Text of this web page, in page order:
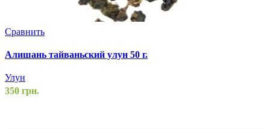
Сравнить
Алишань тайваньский улун 50 г.
Улун
350 грн.